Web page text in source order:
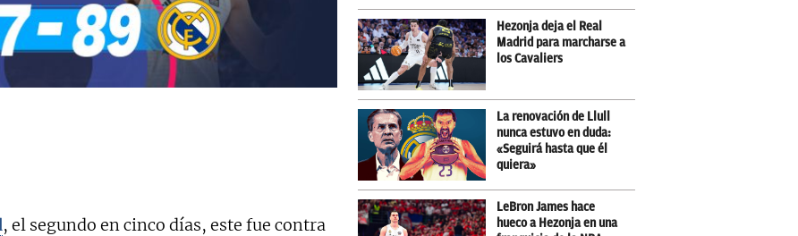
, el segundo en cinco días, este fue contra
Hezonja deja el Real
Madrid para marcharse a
los Cavaliers
La renovación de Llull
nunca estuvo en duda:
«Seguirá hasta que él
quiera»
LeBron James hace
hueco a Hezonja en una